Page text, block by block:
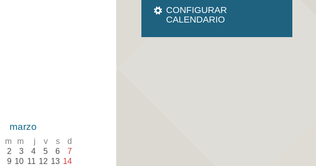
marzo
m m j v s d
2 3 4 5 6 7
9 10 11 12 13 14
CONFIGURAR
CALENDARIO